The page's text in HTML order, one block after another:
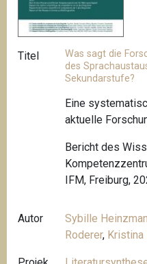
Titel
Was sagt die
des
Sekundarstufe?
Eine
aktuelle
Bericht des
IFM, Freiburg,
Autor Sybille
Roderer, Kristina